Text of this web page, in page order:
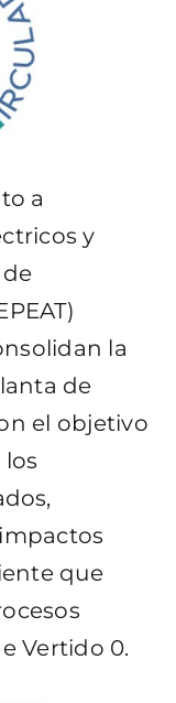
a
y
la
de
el objetivo
que
Vertido 0.